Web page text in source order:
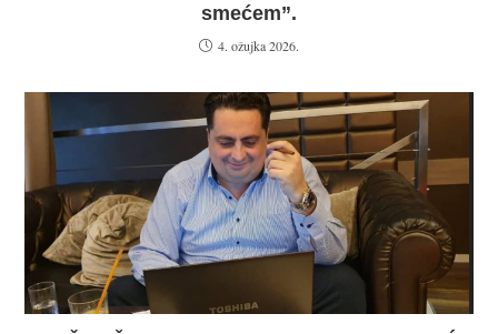
smećem”.
4. ožujka 2026.